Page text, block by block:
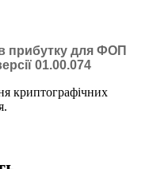
прибутку для ФОП
01.00.074
криптографічних